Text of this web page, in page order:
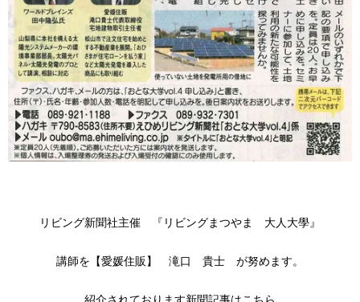
リビング新聞社主催 『リビングまつやま 大人大學』
講師を【愛媛住販】 滝口 貴士 が努めます。